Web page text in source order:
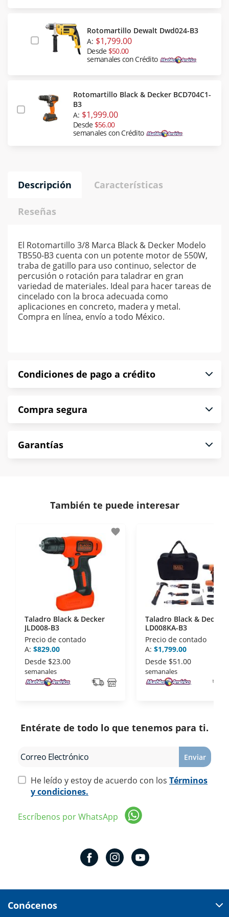
Rotomartillo Dewalt Dwd024-B3
A: $1,799.00
Desde $50.00
semanales con Crédito
Rotomartillo Black & Decker BCD704C1-
B3
A: $1,999.00
Desde $56.00
semanales con Crédito
Descripción Características
Reseñas
El Rotomartillo 3/8 Marca Black & Decker Modelo
TB550-B3 cuenta con un potente motor de 550W,
traba de gatillo para uso continuo, selector de
percusión o rotación para taladrar en gran
variedad de materiales. Ideal para hacer tareas de
cincelado con la broca adecuada como
aplicaciones en concreto, madera y metal.
Compra en línea, envío a todo México.
Condiciones de pago a crédito
puntualmente. Al finalizar tu compra generas el
*Sujeto a aprobación de crédito conforme a
norma de Muebles América.
Compra segura
compra es segura de principio a fin.
- Certificados de seguridad SSL y Encriptación 3D.
disposiciones legales y Códigos de Ética de la
Asociación Mexicana de Internet (AIMX).
- Nos encontramos en la lista de socios Activos de
la Asociación de Internet.MX.
Garantías
También te puede interesar
favorite
Taladro Black & Decker
JLD008-B3
Precio de contado
A: $829.00
Desde $23.00
semanales
Taladro Black & Decker
LD008KA-B3
Precio de contado
A: $1,799.00
Desde $51.00
semanales
Entérate de todo lo que tenemos para ti.
Enviar
He leído y estoy de acuerdo con los Términos
y condiciones.
Escríbenos por WhatsApp
Conócenos